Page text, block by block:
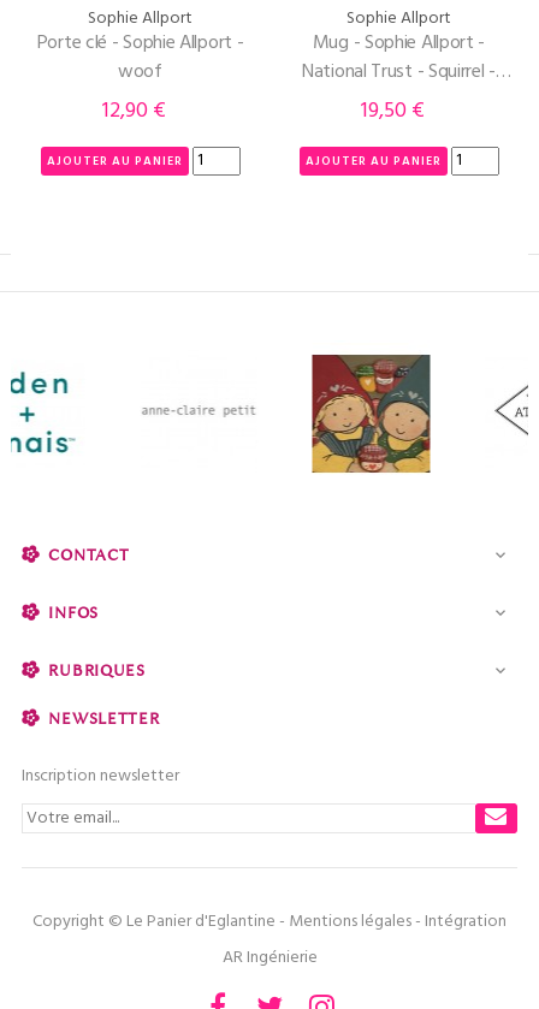
Sophie Allport
Porte clé - Sophie Allport -
woof
Prix
12,90 €
AJOUTER AU PANIER
Sophie Allport
Mug - Sophie Allport -
National Trust - Squirrel -
Ecureuil
Prix
19,50 €
AJOUTER AU PANIER
CONTACT 
INFOS 
RUBRIQUES 
NEWSLETTER
Inscription newsletter
Copyright © Le Panier d'Eglantine - Mentions légales- Intégration
AR Ingénierie